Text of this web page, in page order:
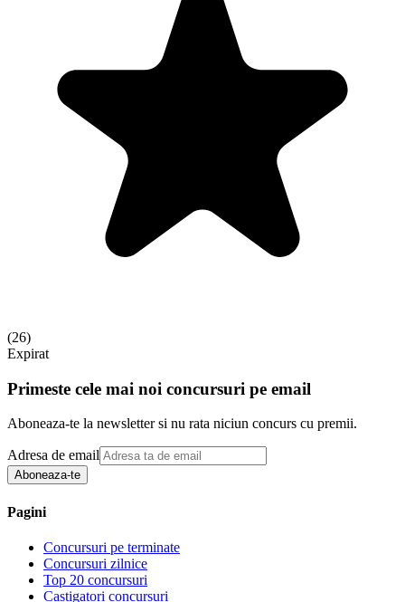
(26)
Expirat
Primeste cele mai noi concursuri pe email
Aboneaza-te la newsletter si nu rata niciun concurs cu premii.
Adresa de email
Aboneaza-te
Pagini
Concursuri pe terminate
Concursuri zilnice
Top 20 concursuri
Castigatori concursuri